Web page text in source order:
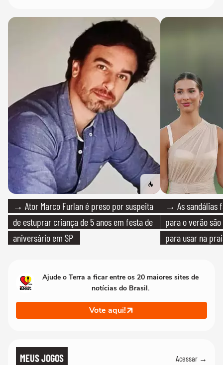
→ Ator Marco Furlan é preso por suspeita
de estuprar criança de 5 anos em festa de
aniversário em SP
→ As sandálias
para o verão
para usar na
Ajude o Terra a ficar entre os 20 maiores sites de
notícias do Brasil.
Vote aqui!
MEUS JOGOS Acessar →